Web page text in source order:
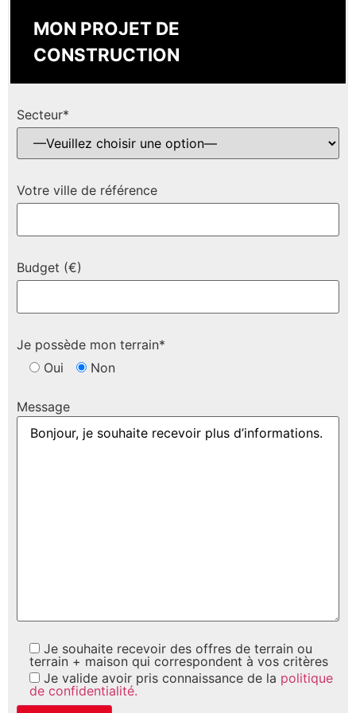
MON PROJET DE
CONSTRUCTION
Secteur*
Votre ville de référence
Budget (€)
Je possède mon terrain*
Oui
Non
Message
Je souhaite recevoir des offres de terrain ou
terrain + maison qui correspondent à vos critères
Je valide avoir pris connaissance de la politique
de confidentialité.